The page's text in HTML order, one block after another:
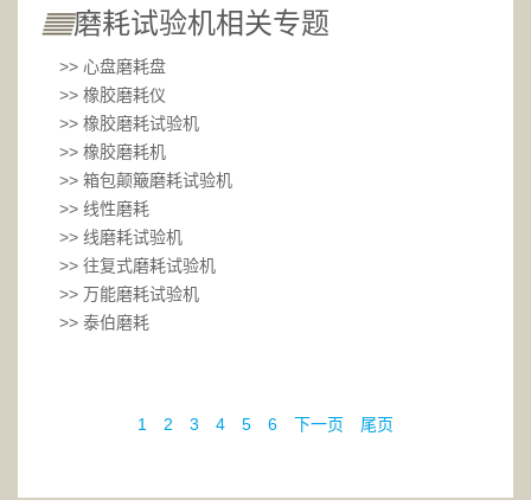
磨耗试验机相关专题
>> 心盘磨耗盘
>> 橡胶磨耗仪
>> 橡胶磨耗试验机
>> 橡胶磨耗机
>> 箱包颠簸磨耗试验机
>> 线性磨耗
>> 线磨耗试验机
>> 往复式磨耗试验机
>> 万能磨耗试验机
>> 泰伯磨耗
1 2 3 4 5 6 下一页 尾页